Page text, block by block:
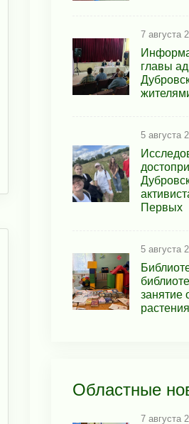
7 августа
главы
5 августа
Первых
5 августа
занятие
Областные
7 августа